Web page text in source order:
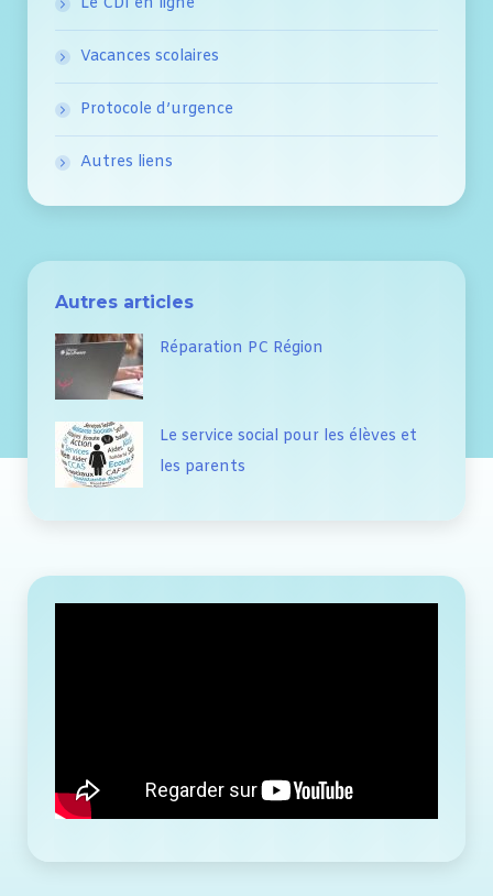
Vacances scolaires
Protocole d’urgence
Autres liens
Autres articles
Réparation PC Région
Le service social pour les élèves et
les parents